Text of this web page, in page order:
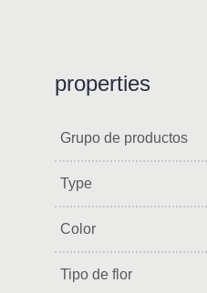
properties
Grupo de productos
Type
Color
Tipo de flor